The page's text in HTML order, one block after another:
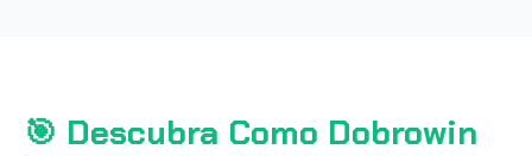
🎯 Descubra Como Dobrowin